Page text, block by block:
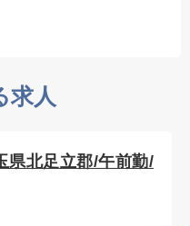
求人
県北足立郡/午前勤/